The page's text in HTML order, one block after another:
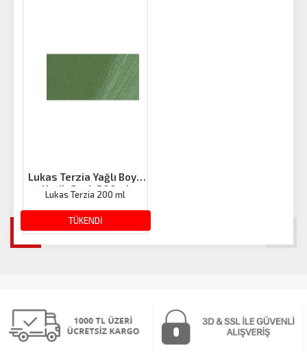
TÜKENDİ
Lukas Terzia Yağlı Boya
Yeşil-Canlı 200ml
Lukas Terzia 200 ml
428.30 TL